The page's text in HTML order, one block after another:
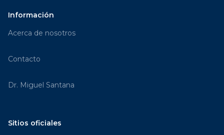
Información
Acerca de nosotros
Contacto
Dr. Miguel Santana
Sitios oficiales